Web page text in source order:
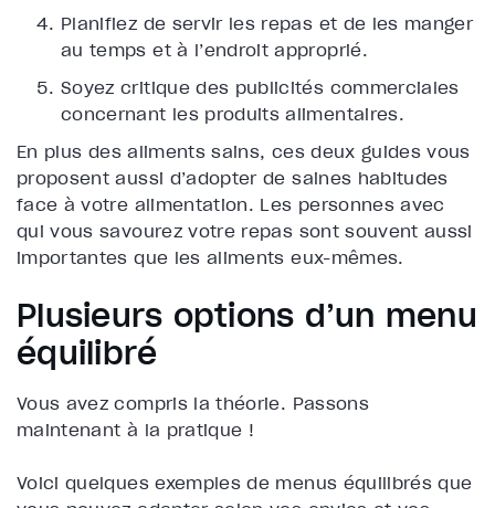
Planifiez de servir les repas et de les manger
au temps et à l’endroit approprié.
Soyez critique des publicités commerciales
concernant les produits alimentaires.
En plus des aliments sains, ces deux guides vous
proposent aussi d’adopter de saines habitudes
face à votre alimentation. Les personnes avec
qui vous savourez votre repas sont souvent aussi
importantes que les aliments eux-mêmes.
Plusieurs options d’un menu
équilibré
Vous avez compris la théorie. Passons
maintenant à la pratique !
Voici quelques exemples de menus équilibrés que